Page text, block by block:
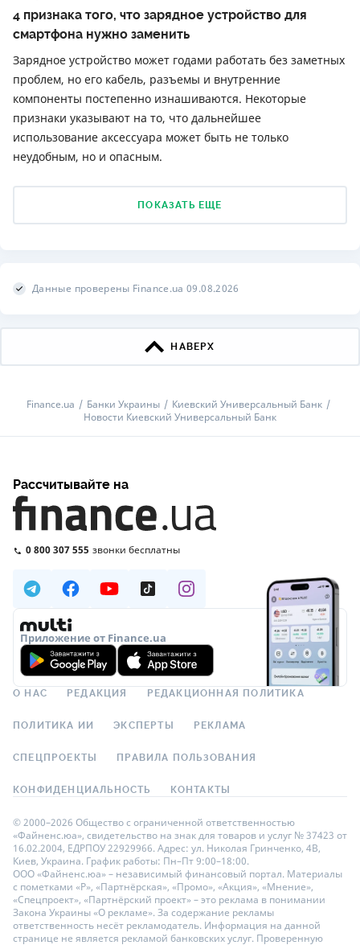
4 признака того, что зарядное устройство для
смартфона нужно заменить
Зарядное устройство может годами работать без заметных
проблем, но его кабель, разъемы и внутренние
компоненты постепенно изнашиваются. Некоторые
признаки указывают на то, что дальнейшее
использование аксессуара может быть не только
неудобным, но и опасным.
ПОКАЗАТЬ ЕЩЕ
Данные проверены Finance.ua 09.08.2026
НАВЕРХ
Finance.ua Банки Украины
Киевский Универсальный Банк
Новости Киевский Универсальный Банк
Рассчитывайте на
0 800 307 555 звонки бесплатны
Приложение от Finance.ua
О НАС РЕДАКЦИЯ РЕДАКЦИОННАЯ ПОЛИТИКА
ПОЛИТИКА ИИ ЭКСПЕРТЫ РЕКЛАМА
СПЕЦПРОЕКТЫ ПРАВИЛА ПОЛЬЗОВАНИЯ
КОНФИДЕНЦИАЛЬНОСТЬ КОНТАКТЫ
© 2000–2026 Общество с ограниченной ответственностью
«Файненс.юа», свидетельство на знак для товаров и услуг № 37423 от
16.02.2004, ЕДРПОУ 22929966. Адрес: ул. Николая Гринченко, 4В,
Киев, Украина. График работы: Пн–Пт 9:00–18:00.
ООО «Файненс.юа» – независимый финансовый портал. Материалы
с пометками «Р», «Партнёрская», «Промо», «Акция», «Мнение»,
«Спецпроект», «Партнёрский проект» – это реклама в понимании
Закона Украины «О рекламе». За содержание рекламы
ответственность несёт рекламодатель. Информация на данной
странице не является рекламой банковских услуг. Проверенную